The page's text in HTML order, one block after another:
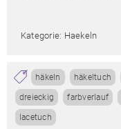
Kategorie: Haekeln
häkeln häkeltuch
dreieckig farbverlauf
lacetuch